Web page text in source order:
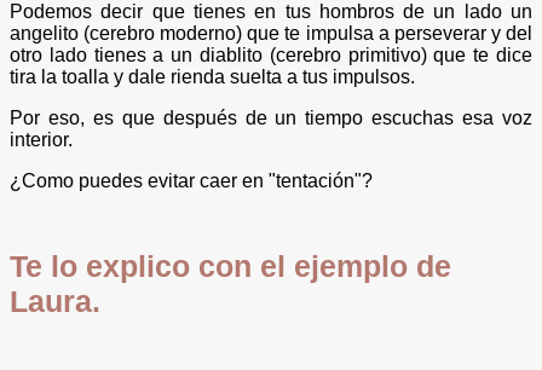
Podemos decir que tienes en tus hombros de un lado un
angelito (cerebro moderno) que te impulsa a perseverar y del
otro lado tienes a un diablito (cerebro primitivo) que te dice
tira la toalla y dale rienda suelta a tus impulsos.
Por eso, es que después de un tiempo escuchas esa voz
interior.
¿Como puedes evitar caer en "tentación"?
Te lo explico con el ejemplo de
Laura.